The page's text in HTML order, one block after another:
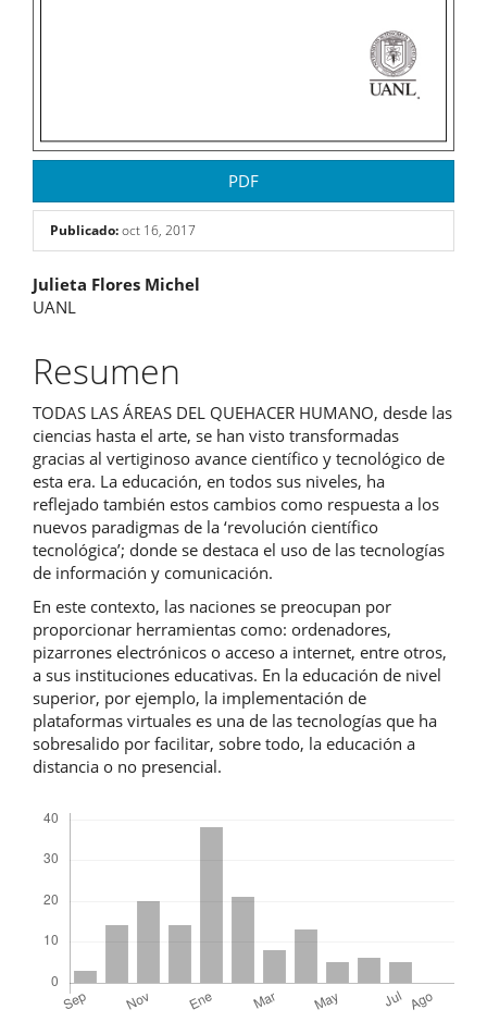
PDF
Publicado:oct 16, 2017
Contenido
principal
del
artículo
Julieta Flores Michel
UANL
Resumen
TODAS LAS ÁREAS DEL QUEHACER HUMANO, desde las
ciencias hasta el arte, se han visto transformadas
gracias al vertiginoso avance científico y tecnológico de
esta era. La educación, en todos sus niveles, ha
reflejado también estos cambios como respuesta a los
nuevos paradigmas de la ‘revolución científico
tecnológica’; donde se destaca el uso de las tecnologías
de información y comunicación.
En este contexto, las naciones se preocupan por
proporcionar herramientas como: ordenadores,
pizarrones electrónicos o acceso a internet, entre otros,
a sus instituciones educativas. En la educación de nivel
superior, por ejemplo, la implementación de
plataformas virtuales es una de las tecnologías que ha
sobresalido por facilitar, sobre todo, la educación a
distancia o no presencial.